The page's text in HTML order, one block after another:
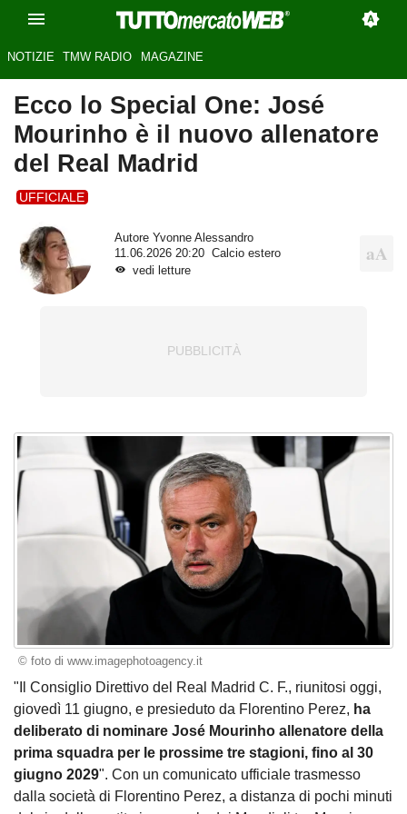
NOTIZIE TMW RADIO MAGAZINE
Ecco lo Special One: José
Mourinho è il nuovo allenatore
del Real Madrid
UFFICIALE
Autore Yvonne Alessandro
11.06.2026 20:20
Calcio estero
vedi letture
© foto di www.imagephotoagency.it
"Il Consiglio Direttivo del Real Madrid C. F., riunitosi oggi,
giovedì 11 giugno, e presieduto da Florentino Perez, ha
deliberato di nominare José Mourinho allenatore della
prima squadra per le prossime tre stagioni, fino al 30
giugno 2029". Con un comunicato ufficiale trasmesso
dalla società di Florentino Perez, a distanza di pochi minuti